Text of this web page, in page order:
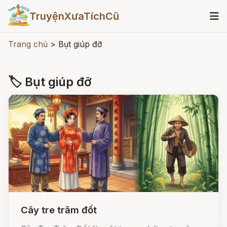
TruyệnXưaTíchCũ
Trang chủ > Bụt giúp đỡ
🏷 Bụt giúp đỡ
Cây tre trăm đốt